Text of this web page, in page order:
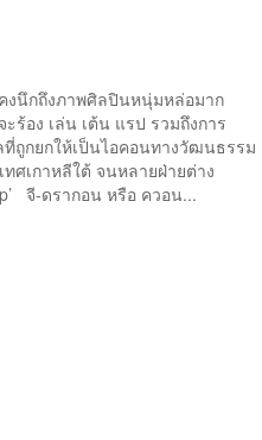
งนึกถึงภาพศิลปินหนุ่มหล่อมาก
ร้อง เล่น เต้น แรป รวมถึงการ
ถูกยกให้เป็นไอคอนทางวัฒนธรรม
ศเกาหลีใต้ จนหลายฝ่ายต่าง
จี-ดรากอน หรือ ควอน...